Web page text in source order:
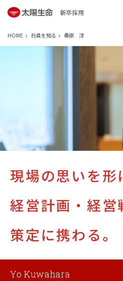
新卒採用
HOME 社員を知る 桑原 洋
現場の思いを形
経営計画・経営
策定に携わる。
Yo Kuwahara